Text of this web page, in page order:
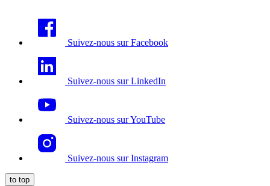
Suivez-nous sur Facebook
Suivez-nous sur LinkedIn
Suivez-nous sur YouTube
Suivez-nous sur Instagram
to top